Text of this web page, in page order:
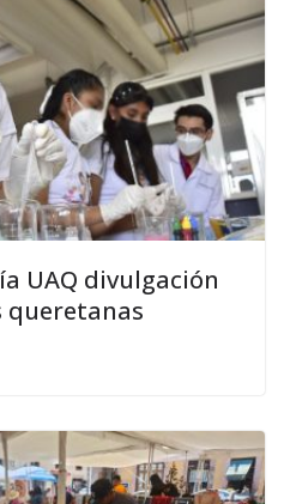
UAQ divulgación
queretanas